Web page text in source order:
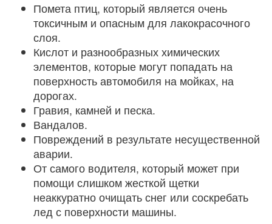
Помета птиц, который является очень
токсичным и опасным для лакокрасочного
слоя.
Кислот и разнообразных химических
элементов, которые могут попадать на
поверхность автомобиля на мойках, на
дорогах.
Гравия, камней и песка.
Вандалов.
Повреждений в результате несущественной
аварии.
От самого водителя, который может при
помощи слишком жесткой щетки
неаккуратно очищать снег или соскребать
лед с поверхности машины.